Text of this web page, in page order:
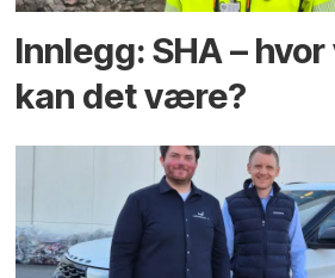
Innlegg: SHA –
kan det være?